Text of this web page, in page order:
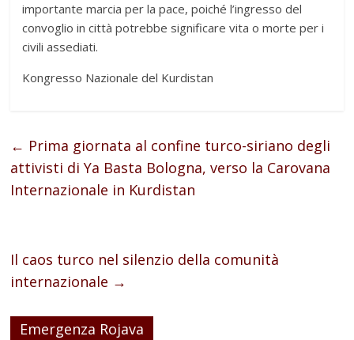
importante marcia per la pace, poiché l’ingresso del
convoglio in città potrebbe significare vita o morte per i
civili assediati.
Kongresso Nazionale del Kurdistan
← Prima giornata al confine turco-siriano degli
attivisti di Ya Basta Bologna, verso la Carovana
Internazionale in Kurdistan
Il caos turco nel silenzio della comunità
internazionale →
Emergenza Rojava